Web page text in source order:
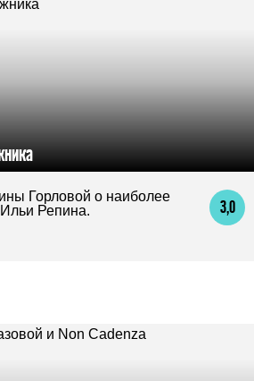
3,0
Горловой о наиболее
Репина.